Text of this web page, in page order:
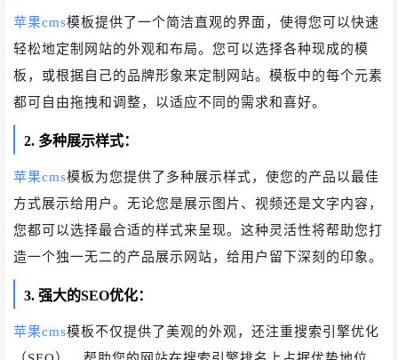
苹果cms模板提供了一个简洁直观的界面，使得您可以快速
轻松地定制网站的外观和布局。您可以选择各种现成的模
板，或根据自己的品牌形象来定制网站。模板中的每个元素
都可自由拖拽和调整，以适应不同的需求和喜好。
2. 多种展示样式：
苹果cms模板为您提供了多种展示样式，使您的产品以最佳
方式展示给用户。无论您是展示图片、视频还是文字内容，
您都可以选择最合适的样式来呈现。这种灵活性将帮助您打
造一个独一无二的产品展示网站，给用户留下深刻的印象。
3. 强大的SEO优化：
苹果cms模板不仅提供了美观的外观，还注重搜索引擎优化